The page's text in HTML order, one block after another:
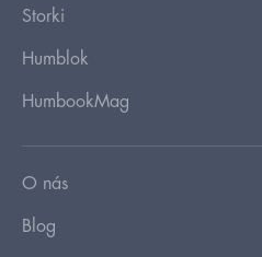
Storki
Humblok
HumbookMag
O nás
Blog